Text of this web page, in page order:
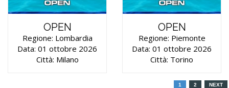
OPEN
Regione: Lombardia
Data: 01 ottobre 2026
Città: Milano
OPEN
Regione: Piemonte
Data: 01 ottobre 2026
Città: Torino
1 2 NEXT